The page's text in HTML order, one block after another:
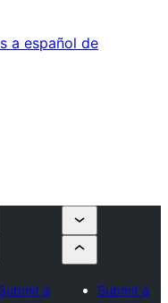
a español de
Submit a
Submit a